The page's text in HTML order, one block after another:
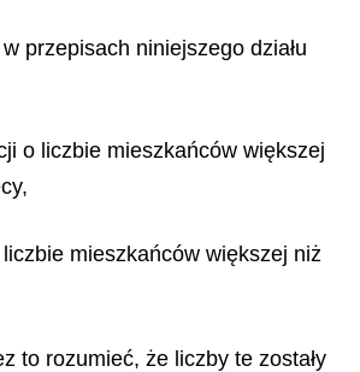
przepisach niniejszego działu
o liczbie mieszkańców większej
mieszkańców większej niż
to rozumieć, że liczby te zostały